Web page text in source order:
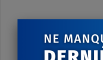
A votre